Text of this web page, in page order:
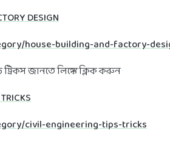
DESIGN
house-building-and-factory-
ট্রিকস জানতে লিঙ্কে ক্লিক করুন
civil-engineering-tips-tricks